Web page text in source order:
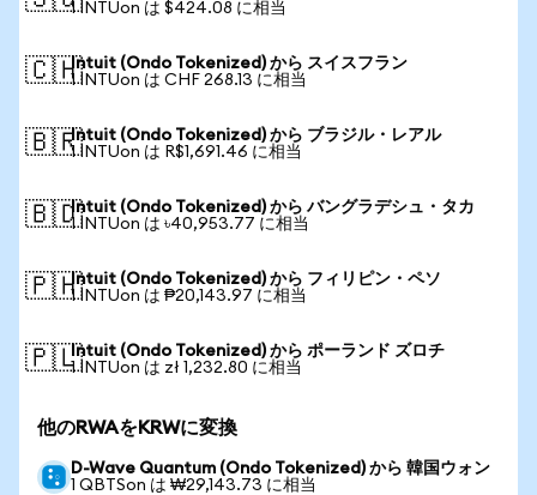
1 INTUon は $424.08 に相当
🇨🇭Intuit (Ondo Tokenized) から スイスフラン
1 INTUon は CHF 268.13 に相当
🇧🇷Intuit (Ondo Tokenized) から ブラジル・レアル
1 INTUon は R$1,691.46 に相当
🇧🇩Intuit (Ondo Tokenized) から バングラデシュ・タカ
1 INTUon は ৳40,953.77 に相当
🇵🇭Intuit (Ondo Tokenized) から フィリピン・ペソ
1 INTUon は ₱20,143.97 に相当
🇵🇱Intuit (Ondo Tokenized) から ポーランド ズロチ
1 INTUon は zł 1,232.80 に相当
他のRWAをKRWに変換
D-Wave Quantum (Ondo Tokenized) から 韓国ウォン
1 QBTSon は ₩29,143.73 に相当